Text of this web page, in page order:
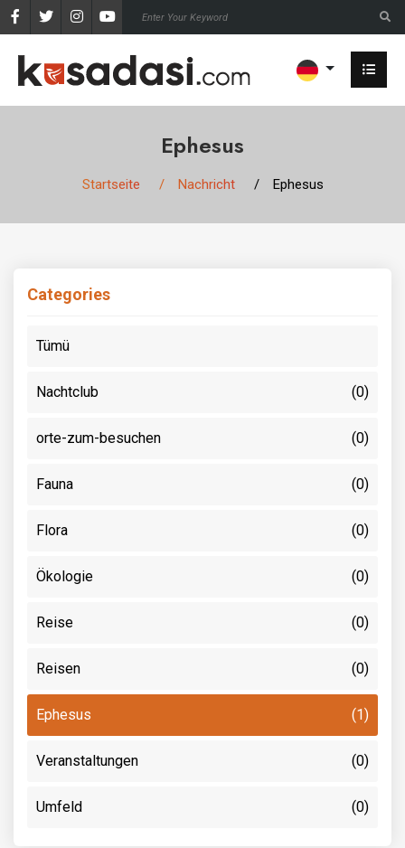
Ephesus
Startseite Nachricht Ephesus
Categories
Tümü
Nachtclub (0)
orte-zum-besuchen (0)
Fauna (0)
Flora (0)
Ökologie (0)
Reise (0)
Reisen (0)
Ephesus (1)
Veranstaltungen (0)
Umfeld (0)